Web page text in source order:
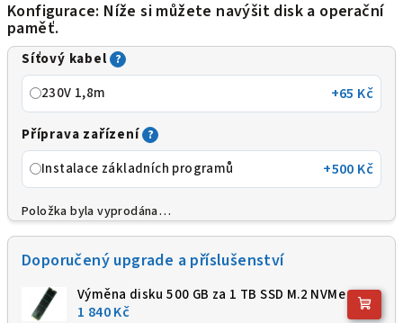
Konfigurace: Níže si můžete navýšit disk a operační
paměť.
Síťový kabel ?
230V 1,8m +65 Kč
Příprava zařízení ?
Instalace základních programů +500 Kč
Položka byla vyprodána…
Doporučený upgrade a příslušenství
Výměna disku 500 GB za 1 TB SSD M.2 NVMe
1 840 Kč
A